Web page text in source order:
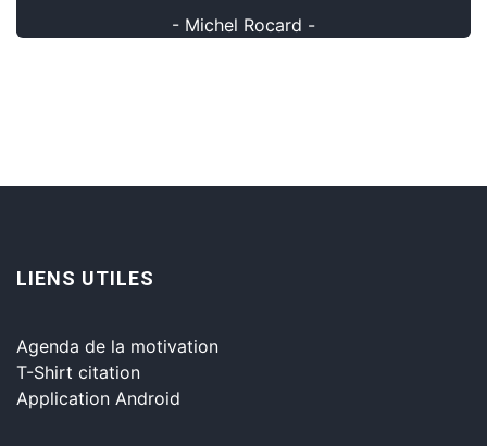
- Michel Rocard -
LIENS UTILES
Agenda de la motivation
T-Shirt citation
Application Android